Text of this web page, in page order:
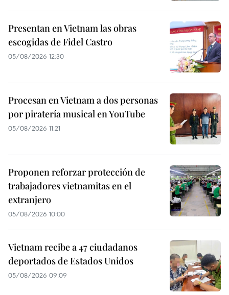
Presentan en Vietnam las obras
escogidas de Fidel Castro
05/08/2026 12:30
Procesan en Vietnam a dos personas
por piratería musical en YouTube
05/08/2026 11:21
Proponen reforzar protección de
trabajadores vietnamitas en el
extranjero
05/08/2026 10:00
Vietnam recibe a 47 ciudadanos
deportados de Estados Unidos
05/08/2026 09:09